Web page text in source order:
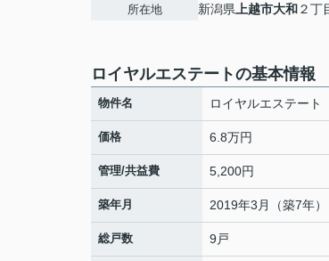
所在地 新潟県 上越市大和２丁
ロイヤルエステートの基本情報
物件名 ロイヤルエステート
価格 6.8万円
管理/共益費 5,200円
築年月 2019年3月（築7年）
総戸数 9戸